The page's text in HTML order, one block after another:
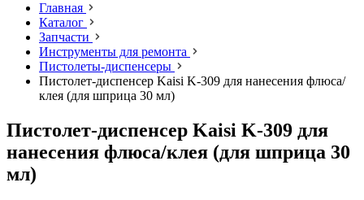
Главная
Каталог
Запчасти
Инструменты для ремонта
Пистолеты-диспенсеры
Пистолет-диспенсер Kaisi K-309 для нанесения флюса/
клея (для шприца 30 мл)
Пистолет-диспенсер Kaisi K-309 для
нанесения флюса/клея (для шприца 30
мл)